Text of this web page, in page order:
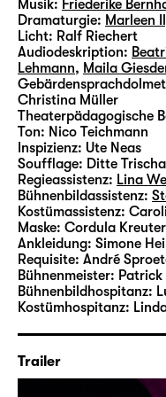
In einer Zeit, in
zwar noch als
füllt, im
Zynismus quittiert
nach wie vor an
Liebespaar? Sind
radikalen
progressive
Für das
Regisseurin Pia
Nach „Ein Berg,
ist es ihre dritte
studierte Theater-
an der LMU
Studiengang
Schule wechselte.
führten sie unter
Musik: Friederike
Dramaturgie: Marleen
Licht: Ralf Riechert
Audiodeskription:
Lehmann, Maila
Christina Müller
Theaterpädagogische
Ton: Nico Teichmann
Inspizienz: Ute Neas
Soufflage: Ditte
Regieassistenz: Lina
Bühnenbildassistenz:
Kostümassistenz:
Maske: Cordula
Ankleidung: Simone
Requisite: André
Bühnenmeister:
Bühnenbildhospitanz:
Kostümhospitanz:
Trailer